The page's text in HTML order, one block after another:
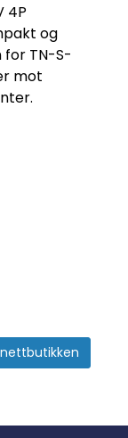
4P
og
TN-S-
mot
nettbutikken